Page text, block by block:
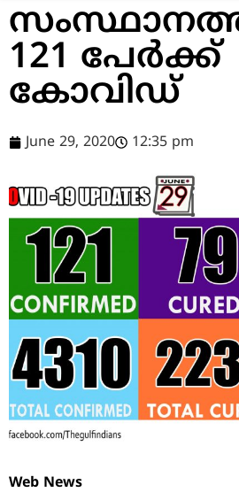
121 പേര്‍ക്ക്
കോവിഡ്
June 29, 2020 12:35 pm
Web News